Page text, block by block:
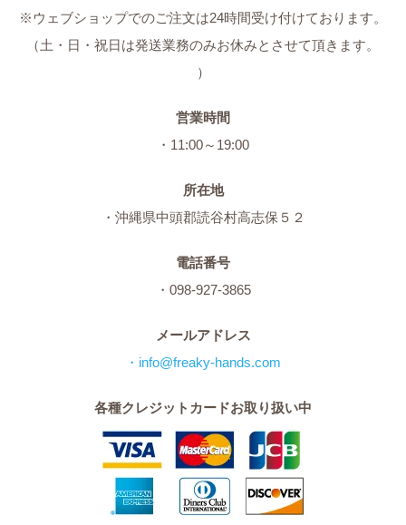
※ウェブショップでのご注文は24時間受け付けております。
（土・日・祝日は発送業務のみお休みとさせて頂きます。
）
営業時間
・11:00～19:00
所在地
・沖縄県中頭郡読谷村高志保５２
電話番号
・098-927-3865
メールアドレス
・info@freaky-hands.com
各種クレジットカードお取り扱い中